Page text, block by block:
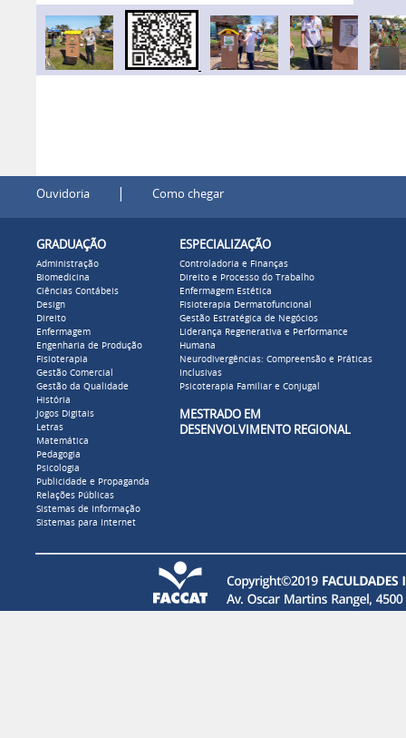
Ouvidoria | Como chegar
GRADUAÇÃO
Administração
Biomedicina
Ciências Contábeis
Design
Direito
Enfermagem
Engenharia de Produção
Fisioterapia
Gestão Comercial
Gestão da Qualidade
História
Jogos Digitais
Letras
Matemática
Pedagogia
Psicologia
Publicidade e Propaganda
Relações Públicas
Sistemas de Informação
Sistemas para Internet
ESPECIALIZAÇÃO
Controladoria e Finanças
Direito e Processo do Trabalho
Enfermagem Estética
Fisioterapia Dermatofuncional
Gestão Estratégica de Negócios
Liderança Regenerativa e Performance
Humana
Neurodivergências: Compreensão e Práticas
Inclusivas
Psicoterapia Familiar e Conjugal
MESTRADO EM
DESENVOLVIMENTO REGIONAL